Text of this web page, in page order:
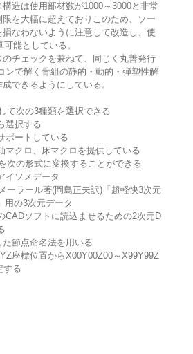
造は使用部材数が1000～3000と非常
を大幅に超えておりこのため、ソー
なわないように注意して改造し、使
能としている。
チェックを兼ねて、同じく丸善発行
ンで解く骨組の静的・動的・弾塑性解
できるようにしている。
て次の3種類を選択できる
選択する
ポートしている
マクロ、床マクロを提供している
次の形式に変換することができる
イソメデータ
ーラール著(岡島正夫訳)「超軽快3次元
用の3次元データ
CADソフトに読込ませるための2次元D
節点命名法を用いる
座標位置からX00Y00Z00～X99Y99Z
する